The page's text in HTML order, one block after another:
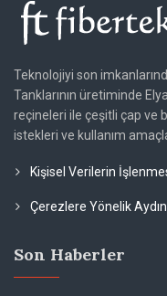
Teknolojiyi son
Tanklarının üretiminde
reçineleri ile çeşitli çap ve
istekleri ve kullanım
Kişisel Verilerin
Çerezlere Yönelik
Son Haberler